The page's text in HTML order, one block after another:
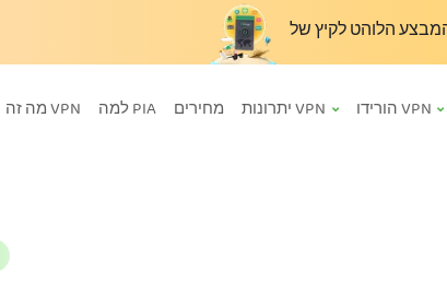
מה זה VPN למה PIA מחירים יתרונות VPN הורידו VPN